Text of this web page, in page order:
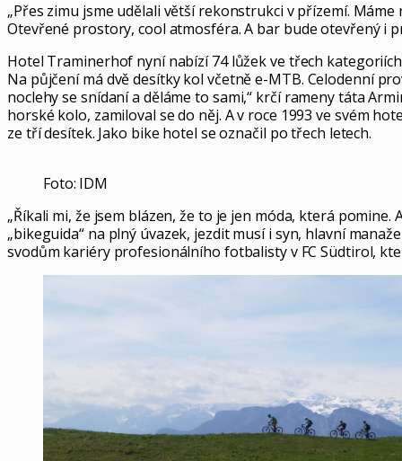
„Přes zimu jsme udělali větší rekonstrukci v přízemí.
Otevřené prostory, cool atmosféra. A bar bude otevřený i
Hotel Traminerhof nyní nabízí 74 lůžek ve třech
Na půjčení má dvě desítky kol včetně e-MTB. Celodenní
noclehy se snídaní a děláme to sami,“ krčí rameny táta
horské kolo, zamiloval se do něj. A v roce 1993 ve svém
ze tří desítek. Jako bike hotel se označil po třech letech.
Foto: IDM
„Říkali mi, že jsem blázen, že to je jen móda, která
„bikeguida“ na plný úvazek, jezdit musí i syn, hlavní
svodům kariéry profesionálního fotbalisty v FC Südtirol,